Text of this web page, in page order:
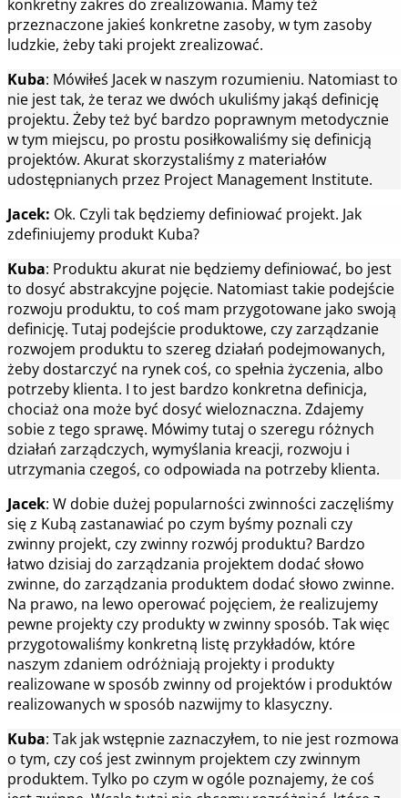
konkretny zakres do zrealizowania. Mamy też
przeznaczone jakieś konkretne zasoby, w tym zasoby
ludzkie, żeby taki projekt zrealizować.
Kuba: Mówiłeś Jacek w naszym rozumieniu. Natomiast to
nie jest tak, że teraz we dwóch ukuliśmy jakąś definicję
projektu. Żeby też być bardzo poprawnym metodycznie
w tym miejscu, po prostu posiłkowaliśmy się definicją
projektów. Akurat skorzystaliśmy z materiałów
udostępnianych przez Project Management Institute.
Jacek: Ok. Czyli tak będziemy definiować projekt. Jak
zdefiniujemy produkt Kuba?
Kuba: Produktu akurat nie będziemy definiować, bo jest
to dosyć abstrakcyjne pojęcie. Natomiast takie podejście
rozwoju produktu, to coś mam przygotowane jako swoją
definicję. Tutaj podejście produktowe, czy zarządzanie
rozwojem produktu to szereg działań podejmowanych,
żeby dostarczyć na rynek coś, co spełnia życzenia, albo
potrzeby klienta. I to jest bardzo konkretna definicja,
chociaż ona może być dosyć wieloznaczna. Zdajemy
sobie z tego sprawę. Mówimy tutaj o szeregu różnych
działań zarządczych, wymyślania kreacji, rozwoju i
utrzymania czegoś, co odpowiada na potrzeby klienta.
Jacek: W dobie dużej popularności zwinności zaczęliśmy
się z Kubą zastanawiać po czym byśmy poznali czy
zwinny projekt, czy zwinny rozwój produktu? Bardzo
łatwo dzisiaj do zarządzania projektem dodać słowo
zwinne, do zarządzania produktem dodać słowo zwinne.
Na prawo, na lewo operować pojęciem, że realizujemy
pewne projekty czy produkty w zwinny sposób. Tak więc
przygotowaliśmy konkretną listę przykładów, które
naszym zdaniem odróżniają projekty i produkty
realizowane w sposób zwinny od projektów i produktów
realizowanych w sposób nazwijmy to klasyczny.
Kuba: Tak jak wstępnie zaznaczyłem, to nie jest rozmowa
o tym, czy coś jest zwinnym projektem czy zwinnym
produktem. Tylko po czym w ogóle poznajemy, że coś